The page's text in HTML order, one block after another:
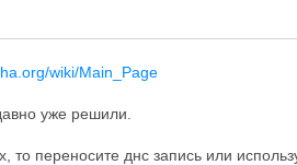
wiki/Main_Page
уже решили.
то переносите днс запись или